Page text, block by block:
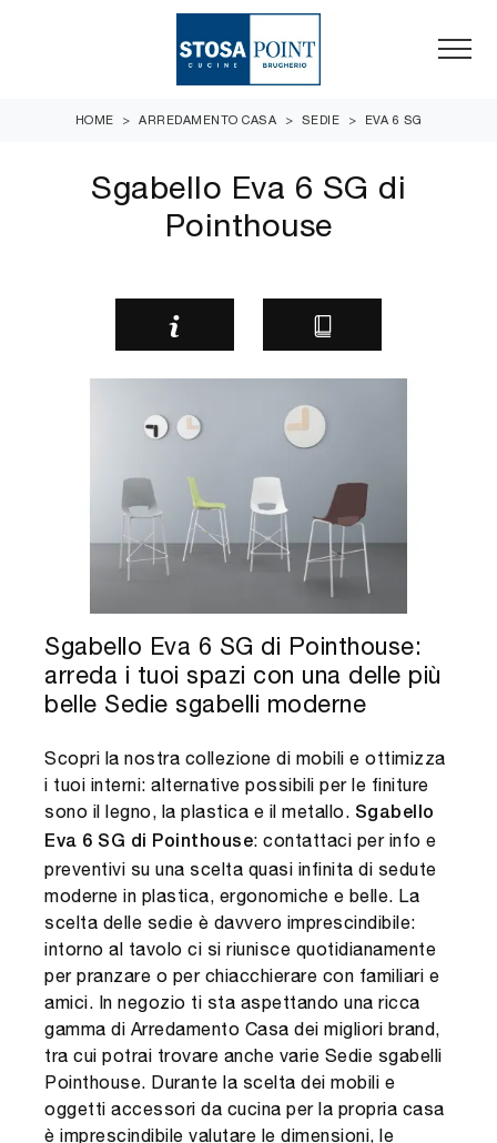
HOME > ARREDAMENTO CASA > SEDIE > EVA 6 SG
Sgabello Eva 6 SG di
Pointhouse
Sgabello Eva 6 SG di Pointhouse:
arreda i tuoi spazi con una delle più
belle Sedie sgabelli moderne
Scopri la nostra collezione di mobili e ottimizza
i tuoi interni: alternative possibili per le finiture
sono il legno, la plastica e il metallo. Sgabello
Eva 6 SG di Pointhouse: contattaci per info e
preventivi su una scelta quasi infinita di sedute
moderne in plastica, ergonomiche e belle. La
scelta delle sedie è davvero imprescindibile:
intorno al tavolo ci si riunisce quotidianamente
per pranzare o per chiacchierare con familiari e
amici. In negozio ti sta aspettando una ricca
gamma di Arredamento Casa dei migliori brand,
tra cui potrai trovare anche varie Sedie sgabelli
Pointhouse. Durante la scelta dei mobili e
oggetti accessori da cucina per la propria casa
è imprescindibile valutare le dimensioni, le